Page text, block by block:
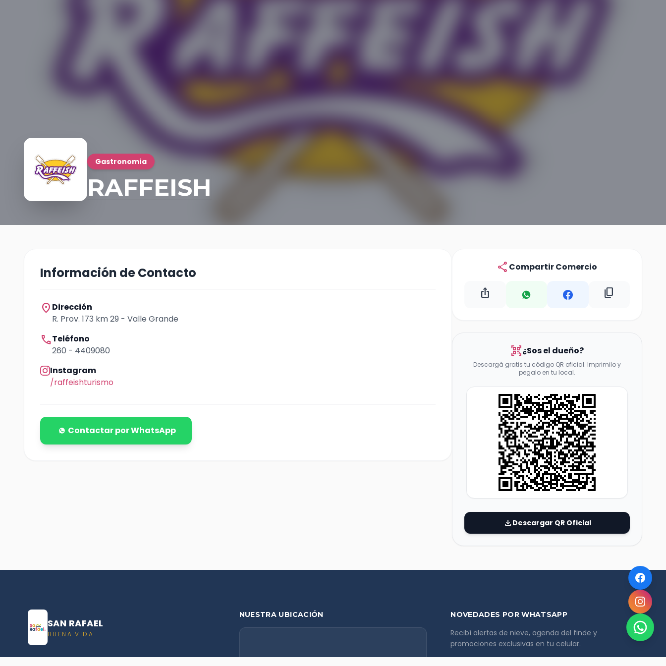
Gastronomía
RAFFEISH
Información de Contacto
location_on Dirección
R. Prov. 173 km 29 - Valle Grande
callTeléfono
260 - 4409080
Instagram
/raffeishturismo
Contactar por WhatsApp
share Compartir Comercio
ios_share content_copy
qr_code_scanner¿Sos el dueño?
Descargá gratis tu código QR oficial. Imprimilo y
pegalo en tu local.
downloadDescargar QR Oficial
SAN RAFAEL
BUENA VIDA
NUESTRA UBICACIÓN NOVEDADES POR WHATSAPP
Recibí alertas de nieve, agenda del finde y
promociones exclusivas en tu celular.